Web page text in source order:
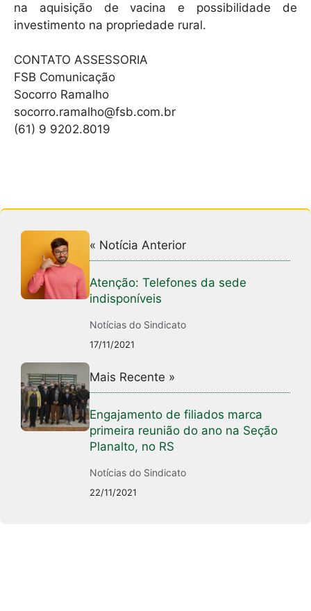
na aquisição de vacina e possibilidade de
investimento na propriedade rural.
CONTATO ASSESSORIA
FSB Comunicação
Socorro Ramalho
socorro.ramalho@fsb.com.br
(61) 9 9202.8019
« Notícia Anterior
Atenção: Telefones da sede
indisponíveis
Notícias do Sindicato
17/11/2021
Mais Recente »
Engajamento de filiados marca
primeira reunião do ano na Seção
Planalto, no RS
Notícias do Sindicato
22/11/2021